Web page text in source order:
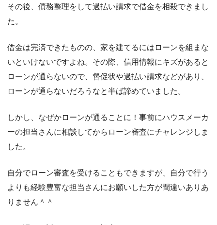
その後、債務整理をして過払い請求で借金を相殺できまし
た。
借金は完済できたものの、家を建てるにはローンを組まな
いといけないですよね。その際、信用情報にキズがあると
ローンが通らないので、督促状や過払い請求などがあり、
ローンが通らないだろうなと半ば諦めていました。
しかし、なぜかローンが通ることに！事前にハウスメーカ
ーの担当さんに相談してからローン審査にチャレンジしま
した。
自分でローン審査を受けることもできますが、自分で行う
よりも経験豊富な担当さんにお願いした方が間違いありあ
りません＾＾